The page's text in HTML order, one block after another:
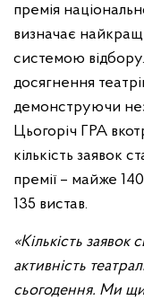
премія
визначає
системою
досягнення
демонструючи
Цьогоріч ГРА
кількість заявок
премії – майже
135 вистав.
«Кількість
активність
сьогодення. Ми